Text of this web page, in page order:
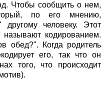
Чтобы сообщить о нем,
по его мнению,
другому человеку. Этот
кодированием.
обед?". Когда родитель
его, так что он
того, что происходит